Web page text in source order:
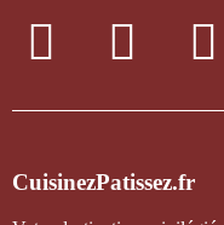
CuisinezPatissez.fr